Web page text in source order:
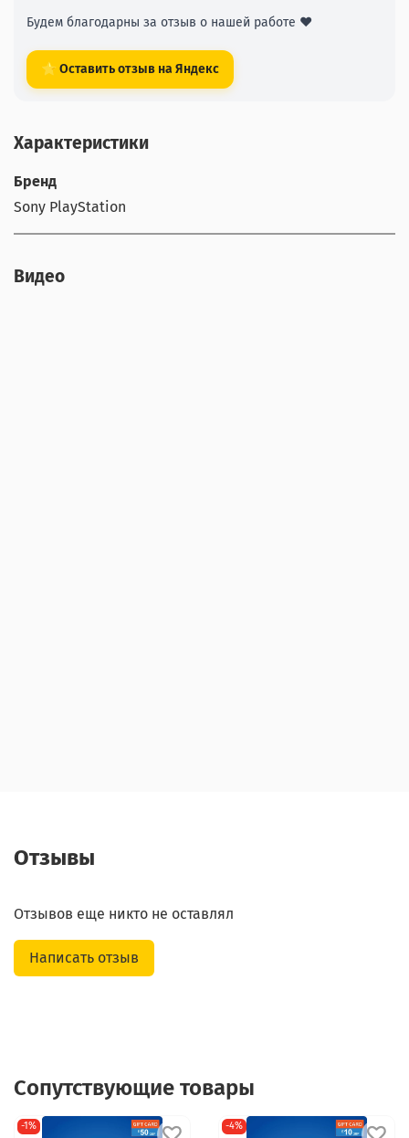
Будем благодарны за отзыв о нашей работе ❤️
⭐ Оставить отзыв на Яндекс
Характеристики
Бренд
Sony PlayStation
Видео
Отзывы
Отзывов еще никто не оставлял
Написать отзыв
Сопутствующие товары
-1% -4%